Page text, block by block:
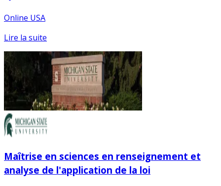
Online USA
Lire la suite
Maîtrise en sciences en renseignement et
analyse de l'application de la loi